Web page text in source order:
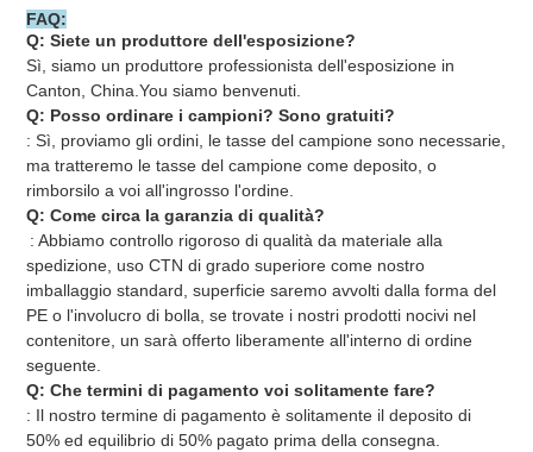
FAQ:
Q: Siete un produttore dell'esposizione?
Sì, siamo un produttore professionista dell'esposizione in
Canton, China.You siamo benvenuti.
Q: Posso ordinare i campioni? Sono gratuiti?
: Sì, proviamo gli ordini, le tasse del campione sono necessarie,
ma tratteremo le tasse del campione come deposito, o
rimborsilo a voi all'ingrosso l'ordine.
Q: Come circa la garanzia di qualità?
: Abbiamo controllo rigoroso di qualità da materiale alla
spedizione, uso CTN di grado superiore come nostro
imballaggio standard, superficie saremo avvolti dalla forma del
PE o l'involucro di bolla, se trovate i nostri prodotti nocivi nel
contenitore, un sarà offerto liberamente all'interno di ordine
seguente.
Q: Che termini di pagamento voi solitamente fare?
: Il nostro termine di pagamento è solitamente il deposito di
50% ed equilibrio di 50% pagato prima della consegna.